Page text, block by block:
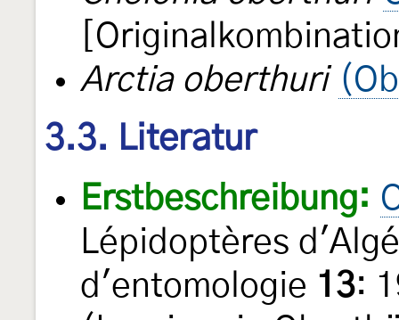
Arctia oberthuri
3.3. Literatur
Erstbeschreibung:
Lépidoptères
d'entomologie 13: